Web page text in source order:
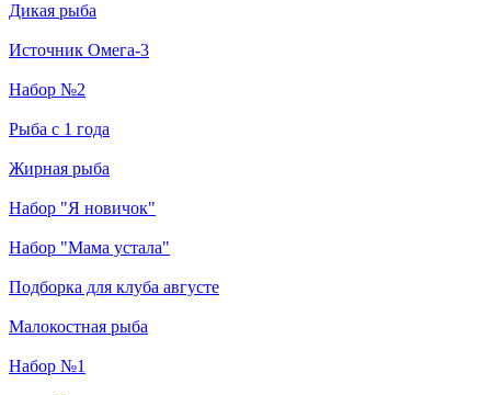
Дикая рыба
Источник Омега-3
Набор №2
Рыба с 1 года
Жирная рыба
Набор "Я новичок"
Набор "Мама устала"
Подборка для клуба августе
Малокостная рыба
Набор №1